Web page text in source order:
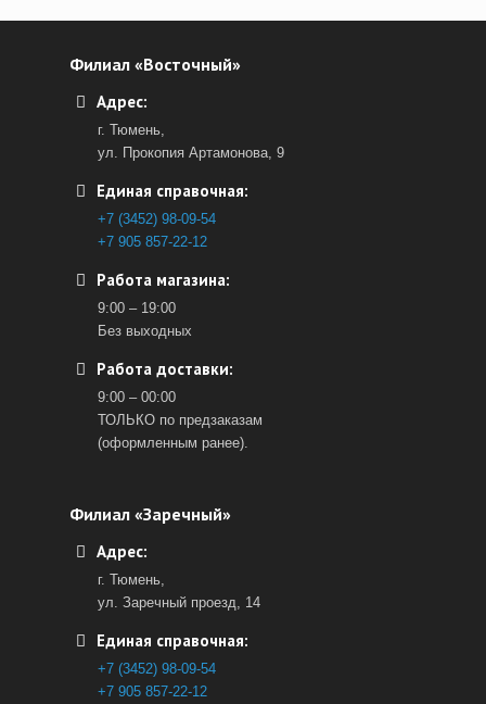
Филиал «Восточный»
Адрес:
г. Тюмень,
ул. Прокопия Артамонова, 9
Единая справочная:
+7 (3452) 98-09-54
+7 905 857-22-12
Работа магазина:
9:00 – 19:00
Без выходных
Работа доставки:
9:00 – 00:00
ТОЛЬКО по предзаказам
(оформленным ранее).
Филиал «Заречный»
Адрес:
г. Тюмень,
ул. Заречный проезд, 14
Единая справочная:
+7 (3452) 98-09-54
+7 905 857-22-12